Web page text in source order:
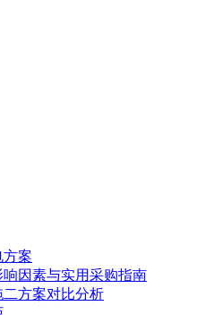
案
因素与实用采购指南
方案对比分析